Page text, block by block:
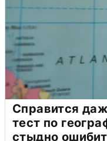
Справится
тест по
стыдно